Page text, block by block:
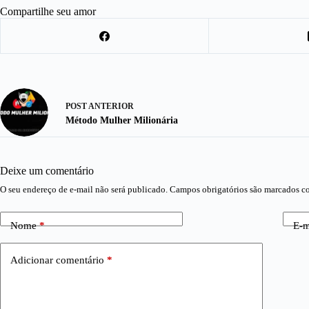
Compartilhe seu amor
POST ANTERIOR
Método Mulher Milionária
Deixe um comentário
O seu endereço de e-mail não será publicado. Campos obrigatórios são marcados
Nome* E-
Adicionar comentário *